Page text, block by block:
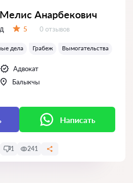
Анарбекович
5 Отзывов:
0 отзывов
дела Грабеж Вымогательства
Адвокат
Балыкчы
Написать
1 241